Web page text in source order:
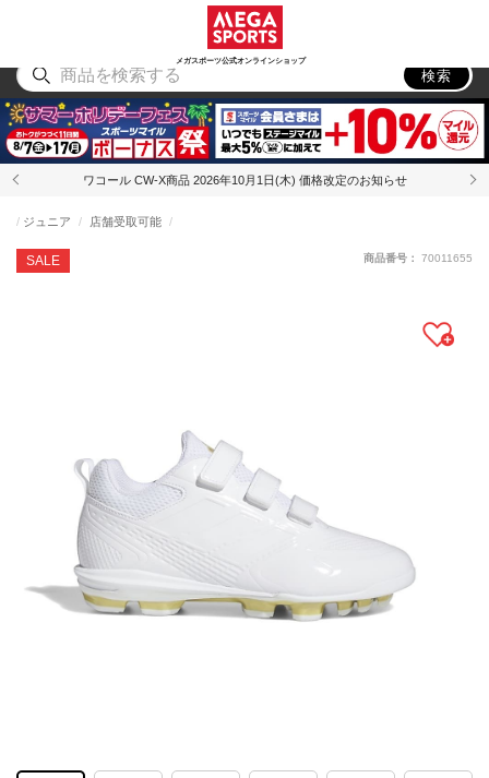
メガスポーツ公式オンラインショップ
アウトドア
検索
ワコール CW-X商品 2026年10月1日(木) 価格改定のお知らせ
SALE
ジュニア 店舗受取可能
商品番号： 70011655